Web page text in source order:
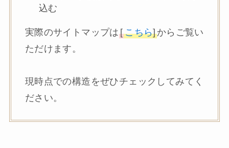
込む
実際のサイトマップは[ こちら]からご覧い
ただけます。
現時点での構造をぜひチェックしてみてく
ださい。